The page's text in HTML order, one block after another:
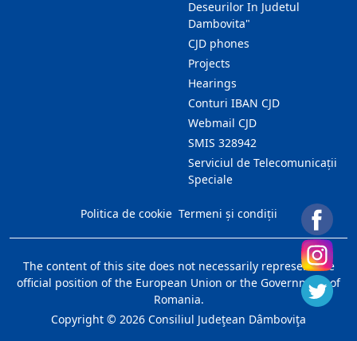
Deseurilor In Judetul
Dambovita"
CJD phones
Projects
Hearings
Conturi IBAN CJD
Webmail CJD
SMIS 328942
Serviciul de Telecomunicații
Speciale
Politica de cookie Termeni și condiții
The content of this site does not necessarily represent the
official position of the European Union or the Government of
Romania.
Copyright © 2026 Consiliul Judeţean Dâmboviţa